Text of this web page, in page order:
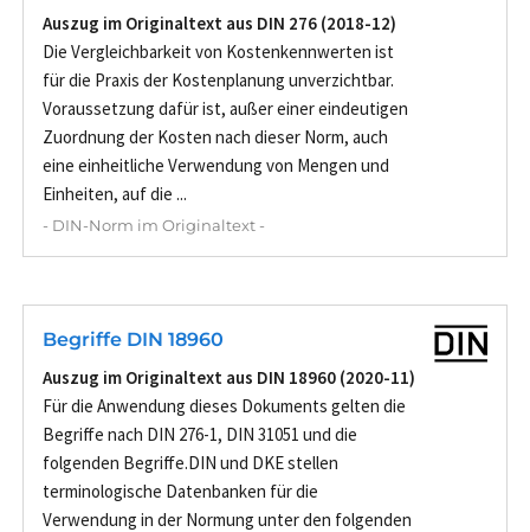
Auszug im Originaltext aus DIN 276 (2018-12)
Die Vergleichbarkeit von Kostenkennwerten ist
für die Praxis der Kostenplanung unverzichtbar.
Voraussetzung dafür ist, außer einer eindeutigen
Zuordnung der Kosten nach dieser Norm, auch
eine einheitliche Verwendung von Mengen und
Einheiten, auf die ...
- DIN-Norm im Originaltext -
Begriffe DIN 18960
Auszug im Originaltext aus DIN 18960 (2020-11)
Für die Anwendung dieses Dokuments gelten die
Begriffe nach DIN 276-1, DIN 31051 und die
folgenden Begriffe.DIN und DKE stellen
terminologische Datenbanken für die
Verwendung in der Normung unter den folgenden